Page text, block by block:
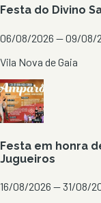
Festa do Divino
06/08/2026 — 09/08/
Vila Nova de Gaia
Festa em honra
Jugueiros
16/08/2026 — 31/08/